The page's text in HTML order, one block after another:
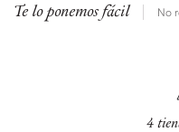
Te lo ponemos fácil No
4